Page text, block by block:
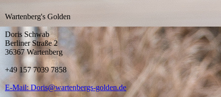
Wartenberg's Golden
Doris Schwab
Berliner Straße 2
36367 Wartenberg
+49 157 7039 7858
E-Mail: Doris@wartenbergs-golden.de